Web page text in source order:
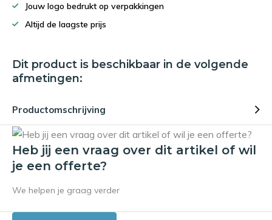
Jouw logo bedrukt op verpakkingen
Altijd de laagste prijs
Dit product is beschikbaar in de volgende
afmetingen:
Productomschrijving
Heb jij een vraag over dit artikel of wil
je een offerte?
We helpen je graag verder